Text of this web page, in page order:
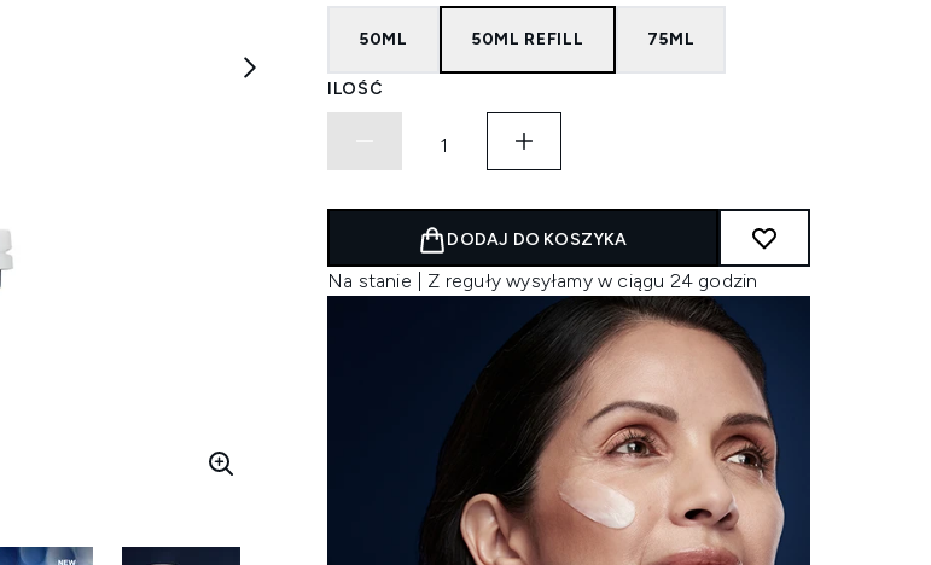
50ML 50ML REFILL 75ML
ILOŚĆ
DODAJ DO KOSZYKA
Na stanie | Z reguły wysyłamy w ciągu 24 godzin